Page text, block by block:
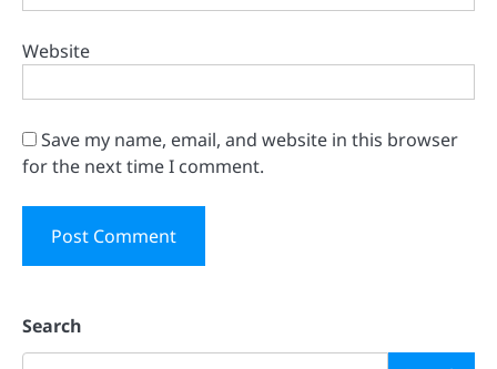
Website
Save my name, email, and website in this browser
for the next time I comment.
Search